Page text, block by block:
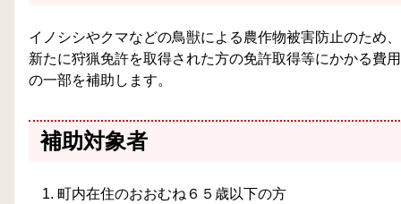
イノシシやクマなどの鳥獣による農作物被害防止のため、
新たに狩猟免許を取得された方の免許取得等にかかる費用
の一部を補助します。
補助対象者
町内在住のおおむね６５歳以下の方